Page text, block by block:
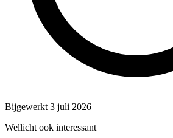
Bijgewerkt 3 juli 2026
Wellicht ook interessant